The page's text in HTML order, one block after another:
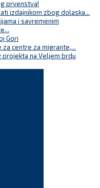
prvenstva!
izdajnikom zbog dolaska...
i savremenim
Gori
za centre za migrante,...
na Veljem brdu